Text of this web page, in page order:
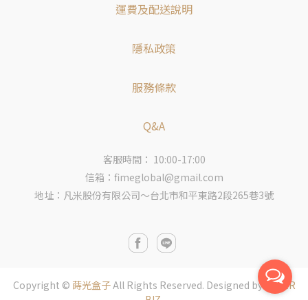
運費及配送說明
隱私政策
服務條款
Q&A
客服時間： 10:00-17:00
信箱：fimeglobal@gmail.com
地址：凡米股份有限公司～台北市和平東路2段265巷3號
Copyright © 蒔光盒子All Rights Reserved. Designed by CYBER